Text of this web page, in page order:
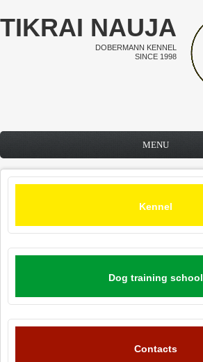
Skip to main content
TIKRAI NAUJA
DOBERMANN KENNEL
SINCE 1998
MENU
Kennel
Dog training school
Contacts